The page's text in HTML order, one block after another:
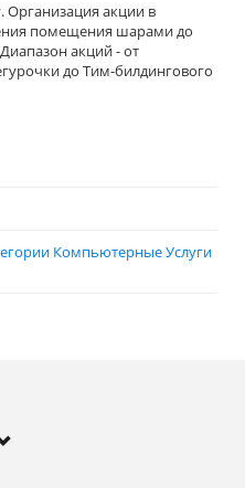
Организация акции в
помещения шарами до
акций - от
до Тим-билдингового
Компьютерные Услуги